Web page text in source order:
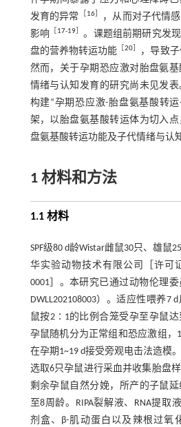
发育的异常
［16］
，从而对子代情
影响
［17-19］ 。课题组前期研究发
盘的营养物转运功能 ［20］ ，导致
然而，关于孕期恐应激对胎盘氨
情绪与认知发育的研究尚未见发
构建“孕期恐应激-胎盘氨基酸转
架，以胎盘氨基酸转运体为切入
盘氨基酸转运功能及子代情绪与认
1 材料和方法
1.1 材料
SPF级80 d龄Wistar雌鼠30只、雄鼠
华实验动物技术有限公司［许可
0001］。本研究已通过动物伦理委
DWLL202108003）。适应性喂养7
鼠按2∶1的比例合笼受孕至孕鼠达
孕鼠随机分为正常组和恐应激组，
在孕期1~19 d接受旁观电击法造模
选取6只孕鼠进行采血并收集胎盘
剩余孕鼠自然分娩，所产的子鼠
至8周龄。RIPA裂解液、RNA提取
剂盒、β-肌动蛋白以及辣根过氧